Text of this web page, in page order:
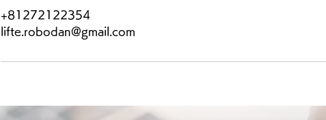
+81272122354
lifte.robodan@gmail.com